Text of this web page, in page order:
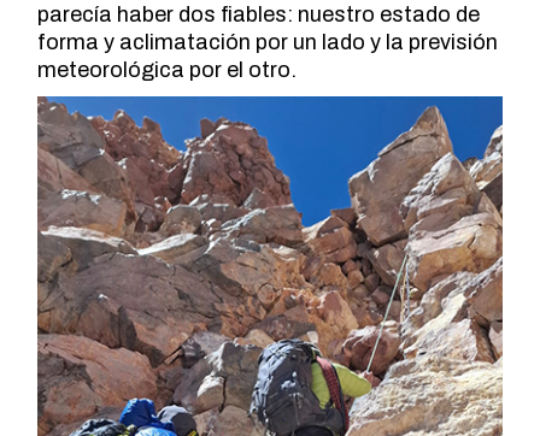
parecía haber dos fiables: nuestro estado de
forma y aclimatación por un lado y la previsión
meteorológica por el otro.